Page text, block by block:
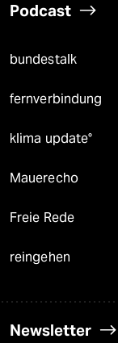
Podcast
bundestalk
fernverbindung
klima update°
Mauerecho
Freie Rede
reingehen
Newsletter